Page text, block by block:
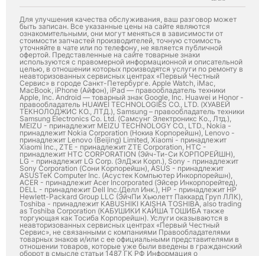
Для улучшения качества обслуживания, ваш разговор может
быть записан. Все указанные цены на сайте являются
ознакомительными, они могут меняться в зависимости от
стоимости запчастей производителей, точную стоимость
уточняйте в чате или по телефону, не является публичной
офертой. Представленные на сайте товарные знаки
используются с правомерной информационной и описательной
целью, в отношении которых производятся услуги по ремонту в
неавторизованных сервисных центрах «Первый Честный
Сервис» в городе Санкт-Петербурге. Apple Watch, iMac,
MacBook, iPhone (Айфон), iPad — правообладатель техники
Apple, Inc. Android — товарный знак Google, Inc. Huawei и Honor -
правообладатель HUAWEI TECHNOLOGIES CO., LTD. (ХУАВЕЙ
ТЕКНОЛОДЖИС КО., ЛТД.), Samsung – правообладатель техники
Samsung Electronics Co. Ltd. (Самсунг Электроникс Ко., Лтд.),
MEIZU - принадлежит MEIZU TECHNOLOGY CO., LTD., Nokia -
принадлежит Nokia Corporation (Нокиа Корпорейшн), Lenovo -
принадлежит Lenovo (Beijing) Limited, Xiaomi - принадлежит
Xiaomi Inc., ZTE - принадлежит ZTE Corporation, HTC -
принадлежит HTC CORPORATION (Эйч-Ти-Си КОРПОРЕЙШН),
LG - принадлежит LG Corp. (ЭлДжи Корп.), Sony - принадлежит
Sony Corporation (Сони Корпорейшн), ASUS - принадлежит
ASUSTeK Computer Inc. (Асустек Компьютер Инкорпорейшн),
ACER - принадлежит Acer Incorporated (Эйсер Инкорпорейтед),
DELL - принадлежит Dell Inc.(Делл Инк.), HP - принадлежит HP
Hewlett-Packard Group LLC (ЭйчПи Хьюлетт Паккард Груп ЛЛК),
Toshiba - принадлежит KABUSHIKI KAISHA TOSHIBA, also trading
as Toshiba Corporation (КАБУШИКИ КАЙША ТОШИБА также
торгующая как Тосиба Корпорейшн). Услуги оказываются в
неавторизованных сервисных центрах «Первый Честный
Сервис», не связанными с компаниями Правообладателями
товарных знаков и/или с ее официальными представителями в
отношении товаров, которые уже были введены в гражданский
оборот в смысле статьи 1487 ГК РФ Информация о